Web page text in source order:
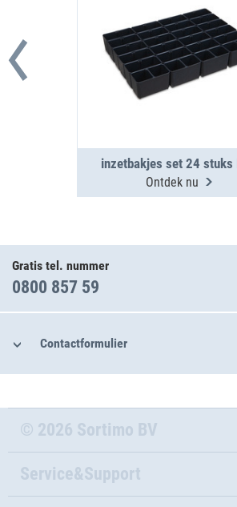
inzetbakjes set 24 stuks
Ontdek nu
Gratis tel. nummer
0800 857 59
Contactformulier
© 2026 Sortimo BV
Service&Support